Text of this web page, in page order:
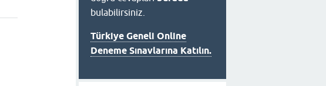
bulabilirsiniz.
Türkiye Geneli Online
Deneme Sınavlarına Katılın.